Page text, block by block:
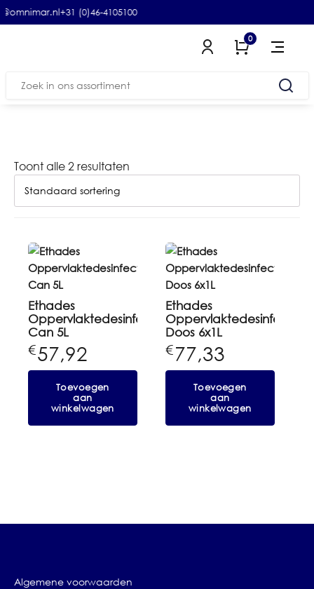
+31 (0)46-4105100
0
Zoeken
Toont alle 2 resultaten
Ethades
Oppervlaktedesinfectant
Can 5L
€57,92
Toevoegen
aan
winkelwagen
Ethades
Oppervlaktedesinfectant
Doos 6x1L
€77,33
Toevoegen
aan
winkelwagen
Algemene voorwaarden